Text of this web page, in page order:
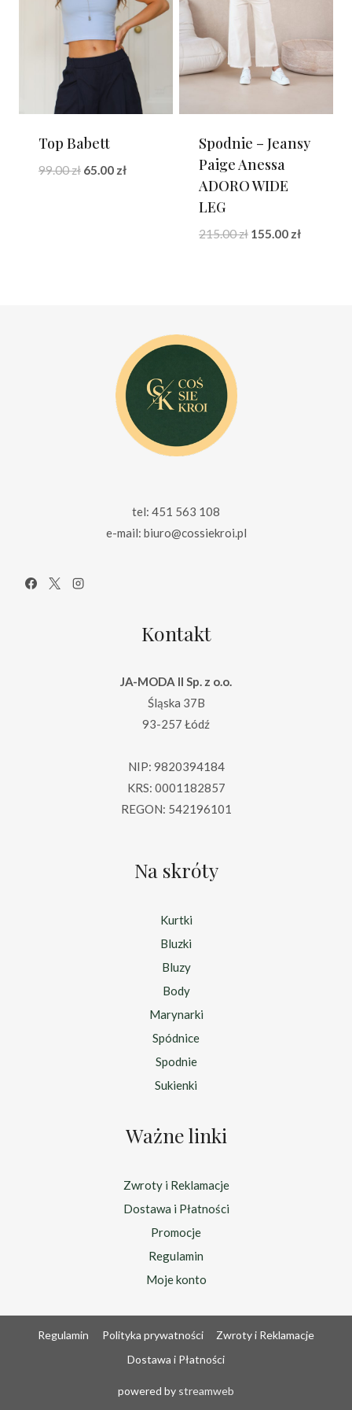
Top Babett
99.00zł Pierwotna
65.00 złAktualna
Spodnie – Jeansy
Paige Anessa
ADORO WIDE
LEG
215.00zł Pierwotna
155.00 złAktualna
tel: 451 563 108
e-mail: biuro@cossiekroi.pl
Kontakt
JA-MODA II Sp. z o.o.
Śląska 37B
93-257 Łódź
NIP: 9820394184
KRS: 0001182857
REGON: 542196101
Na skróty
Kurtki
Bluzki
Bluzy
Body
Marynarki
Spódnice
Spodnie
Sukienki
Ważne linki
Zwroty i Reklamacje
Dostawa i Płatności
Promocje
Regulamin
Moje konto
Regulamin Polityka prywatności
Zwroty i Reklamacje
Dostawa i Płatności
powered by streamweb